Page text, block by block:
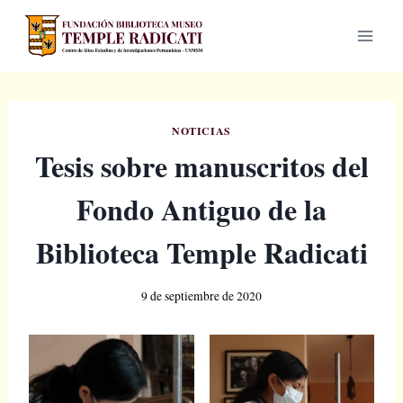
Saltar
contenido
NOTICIAS
Tesis sobre manuscritos del
Fondo Antiguo de la
Biblioteca Temple Radicati
9 de septiembre de 2020